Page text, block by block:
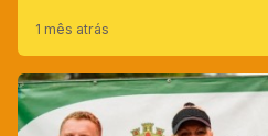
1 mês atrás